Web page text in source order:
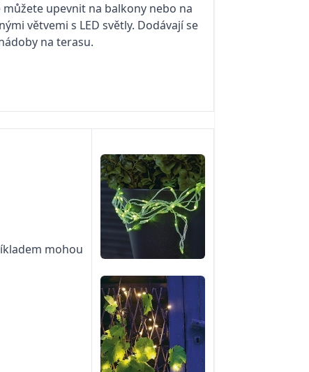
upevnit na balkony nebo na
větvemi s LED světly. Dodávají se
na terasu.
mohou